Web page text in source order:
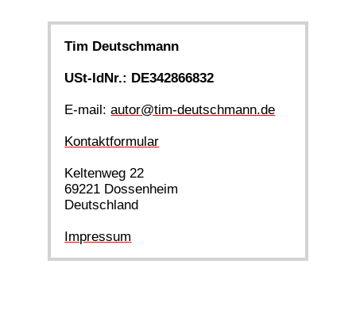
Tim Deutschmann
USt-IdNr.: DE342866832
E-mail:autor@tim-deutschmann.de
Kontaktformular
Keltenweg 22
69221 Dossenheim
Deutschland
Impressum